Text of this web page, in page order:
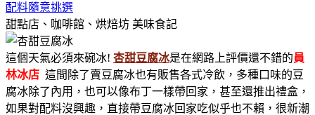
配料隨意挑選
甜點店、咖啡館、烘焙坊 美味食記
這個天氣必須來碗冰! 杏甜豆腐冰是在網路上評價還不錯的員
林冰店 這間除了賣豆腐冰也有販售各式冷飲，多種口味的豆
腐冰除了內用，也可以像布丁一樣帶回家，甚至還推出禮盒，
如果對配料沒興趣，直接帶豆腐冰回家吃似乎也不賴，很新潮